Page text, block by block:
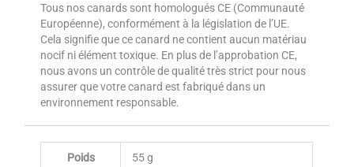
Tous nos canards sont homologués CE (Communauté
Européenne), conformément à la législation de l’UE.
Cela signifie que ce canard ne contient aucun matériau
nocif ni élément toxique. En plus de l’approbation CE,
nous avons un contrôle de qualité très strict pour nous
assurer que votre canard est fabriqué dans un
environnement responsable.
Poids 55 g